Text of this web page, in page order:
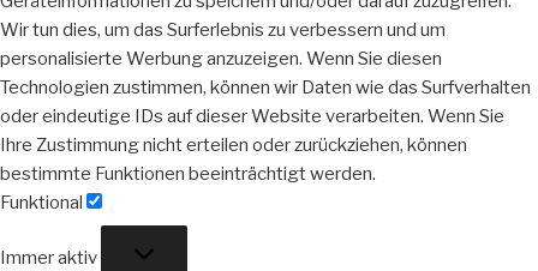
Wir tun dies, um das Surferlebnis zu verbessern und um
personalisierte Werbung anzuzeigen. Wenn Sie diesen
Technologien zustimmen, können wir Daten wie das Surfverhalten
oder eindeutige IDs auf dieser Website verarbeiten. Wenn Sie
Ihre Zustimmung nicht erteilen oder zurückziehen, können
bestimmte Funktionen beeinträchtigt werden.
Funktional
Immer aktiv